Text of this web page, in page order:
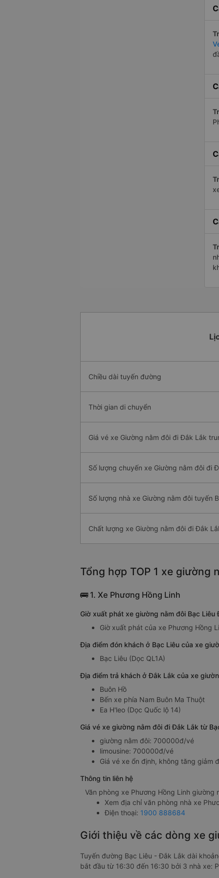
Chiều dài tuyến đường
Thời gian di chuyển
Giá vé xe Giường nằm đôi đi Đắk Lắk
Số lượng chuyến xe Giường nằm đôi đi
Số lượng nhà xe Giường nằm đôi tuyến
Chất lượng xe Giường nằm đôi đi Đắk
Tổng hợp TOP 1 xe
🚌 1. Xe Phương Hồng Linh
Giờ xuất phát xe giường nằm đôi Bạc
Giờ xuất phát của xe Phương Hồng
Địa điểm đón khách ở Bạc Liêu của xe
Bạc Liêu (Dọc QL1A)
Địa điểm trả khách ở Đắk Lắk của xe
Buôn Hồ
Bến xe phía Nam Buôn Ma Thuột
Ea H'leo (Dọc Quốc lộ 14)
Giá vé xe giường nằm đôi đi Đắk Lắk từ
giường nằm đôi: 700000đ/vé
limousine: 700000đ/vé
Giá vé xe ổn định, không tăng giảm
Thông tin liên hệ
Văn phòng xe Phương Hồng Linh giường
Xem địa chỉ văn phòng nhà xe
Điện thoại: 1900 888684
Giới thiệu về các dòng xe
Tuyến đường Bạc Liêu - Đắk Lắk dài
bắt đầu từ 16:30 đến 16:30 bởi 3 nhà xe: